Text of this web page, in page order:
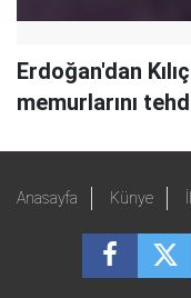
Erdoğan'dan
memurlarını
Anasayfa Künye